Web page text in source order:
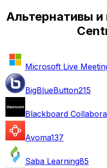
Альтернативы
Microsoft Live
BigBlueButton215
Blackboard
Avoma137
Saba Learning85